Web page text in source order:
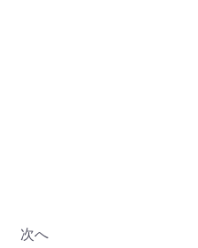
次へ